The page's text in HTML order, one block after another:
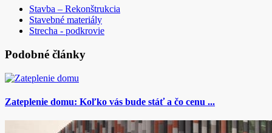
Stavba – Rekonštrukcia
Stavebné materiály
Strecha - podkrovie
Podobné články
Zateplenie domu: Koľko vás bude stáť a čo cenu ...